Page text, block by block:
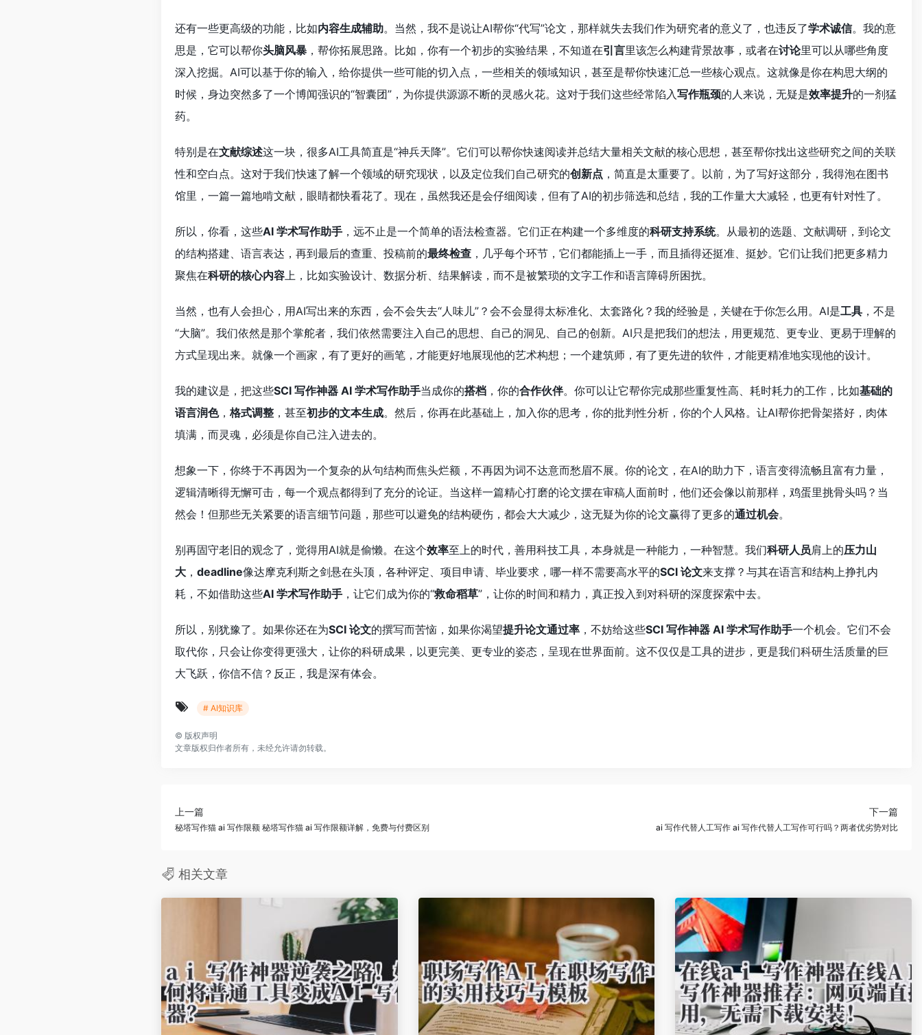
还有一些更高级的功能，比如内容生成辅助。当然，我不是说让AI帮你“代写”论文，那样就失去我们作为研究者的意义了，也违反了学术诚信。我的意
思是，它可以帮你头脑风暴 ，帮你拓展思路。比如，你有一个初步的实验结果，不知道在引言里该怎么构建背景故事，或者在讨论里可以从哪些角度
深入挖掘。AI可以基于你的输入，给你提供一些可能的切入点，一些相关的领域知识，甚至是帮你快速汇总一些核心观点。这就像是你在构思大纲的
时候，身边突然多了一个博闻强识的“智囊团”，为你提供源源不断的灵感火花。这对于我们这些经常陷入写作瓶颈的人来说，无疑是效率提升的一剂猛
药。
特别是在文献综述这一块，很多AI工具简直是“神兵天降”。它们可以帮你快速阅读并总结大量相关文献的核心思想，甚至帮你找出这些研究之间的关联
性和空白点。这对于我们快速了解一个领域的研究现状，以及定位我们自己研究的创新点 ，简直是太重要了。以前，为了写好这部分，我得泡在图书
馆里，一篇一篇地啃文献，眼睛都快看花了。现在，虽然我还是会仔细阅读，但有了AI的初步筛选和总结，我的工作量大大减轻，也更有针对性了。
所以，你看，这些AI 学术写作助手 ，远不止是一个简单的语法检查器。它们正在构建一个多维度的科研支持系统。从最初的选题、文献调研，到论文
的结构搭建、语言表达，再到最后的查重、投稿前的最终检查 ，几乎每个环节，它们都能插上一手，而且插得还挺准、挺妙。它们让我们把更多精力
聚焦在科研的核心内容上，比如实验设计、数据分析、结果解读，而不是被繁琐的文字工作和语言障碍所困扰。
当然，也有人会担心，用AI写出来的东西，会不会失去“人味儿”？会不会显得太标准化、太套路化？我的经验是，关键在于你怎么用。AI是工具 ，不是
“大脑”。我们依然是那个掌舵者，我们依然需要注入自己的思想、自己的洞见、自己的创新。AI只是把我们的想法，用更规范、更专业、更易于理解的
方式呈现出来。就像一个画家，有了更好的画笔，才能更好地展现他的艺术构想；一个建筑师，有了更先进的软件，才能更精准地实现他的设计。
我的建议是，把这些SCI 写作神器 AI 学术写作助手当成你的搭档 ，你的合作伙伴。你可以让它帮你完成那些重复性高、耗时耗力的工作，比如基础的
语言润色， 格式调整 ，甚至初步的文本生成。然后，你再在此基础上，加入你的思考，你的批判性分析，你的个人风格。让AI帮你把骨架搭好，肉体
填满，而灵魂，必须是你自己注入进去的。
想象一下，你终于不再因为一个复杂的从句结构而焦头烂额，不再因为词不达意而愁眉不展。你的论文，在AI的助力下，语言变得流畅且富有力量，
逻辑清晰得无懈可击，每一个观点都得到了充分的论证。当这样一篇精心打磨的论文摆在审稿人面前时，他们还会像以前那样，鸡蛋里挑骨头吗？当
然会！但那些无关紧要的语言细节问题，那些可以避免的结构硬伤，都会大大减少，这无疑为你的论文赢得了更多的通过机会。
别再固守老旧的观念了，觉得用AI就是偷懒。在这个效率至上的时代，善用科技工具，本身就是一种能力，一种智慧。我们科研人员肩上的压力山
大 ， deadline像达摩克利斯之剑悬在头顶，各种评定、项目申请、毕业要求，哪一样不需要高水平的SCI 论文来支撑？与其在语言和结构上挣扎内
耗，不如借助这些AI 学术写作助手 ，让它们成为你的“救命稻草”，让你的时间和精力，真正投入到对科研的深度探索中去。
所以，别犹豫了。如果你还在为SCI 论文的撰写而苦恼，如果你渴望提升论文通过率 ，不妨给这些SCI 写作神器 AI 学术写作助手一个机会。它们不会
取代你，只会让你变得更强大，让你的科研成果，以更完美、更专业的姿态，呈现在世界面前。这不仅仅是工具的进步，更是我们科研生活质量的巨
大飞跃，你信不信？反正，我是深有体会。
# AI知识库
© 版权声明
文章版权归作者所有，未经允许请勿转载。
上一篇
秘塔写作猫 ai 写作限额 秘塔写作猫 ai 写作限额详解，免费与付费区别
下一篇
ai 写作代替人工写作 ai 写作代替人工写作可行吗？两者优劣势对比
相关文章